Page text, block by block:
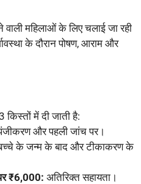
महिलाओं के लिए चलाई जा रही
के दौरान पोषण, आराम और
में दी जाती है:
और पहली जांच पर।
के जन्म के बाद और टीकाकरण के
₹6,000: अतिरिक्त सहायता।